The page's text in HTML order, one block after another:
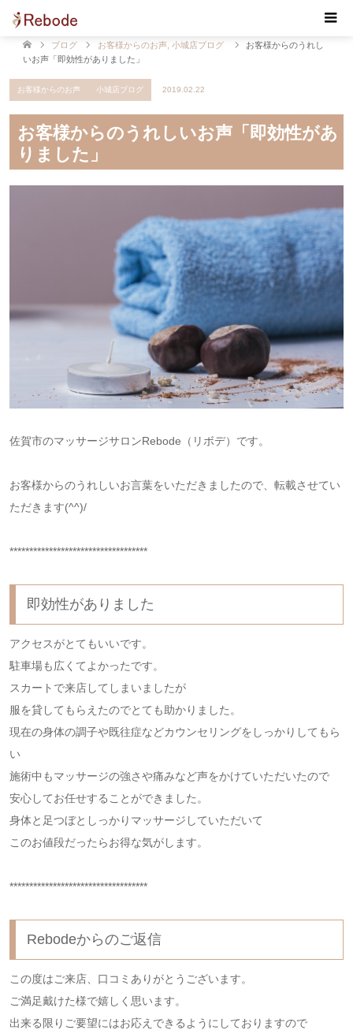
【Rebode・リボデ】マッサージ・リンパマッサージ・
もみほぐし 佐賀 小城
ブログ お客様からのお声, 小城店ブログ
お客様からのうれし
いお声「即効性がありました」
お客様からのお声 小城店ブログ 2019.02.22
お客様からのうれしいお声「即効性があ
りました」
佐賀市のマッサージサロンRebode（リボデ）です。
お客様からのうれしいお言葉をいただきましたので、転載させてい
ただきます(^^)/
***********************************
即効性がありました
アクセスがとてもいいです。
駐車場も広くてよかったです。
スカートで来店してしまいましたが
服を貸してもらえたのでとても助かりました。
現在の身体の調子や既往症などカウンセリングをしっかりしてもら
い
施術中もマッサージの強さや痛みなど声をかけていただいたので
安心してお任せすることができました。
身体と足つぼとしっかりマッサージしていただいて
このお値段だったらお得な気がします。
***********************************
Rebodeからのご返信
この度はご来店、口コミありがとうございます。
ご満足戴けた様で嬉しく思います。
出来る限りご要望にはお応えできるようにしておりますので